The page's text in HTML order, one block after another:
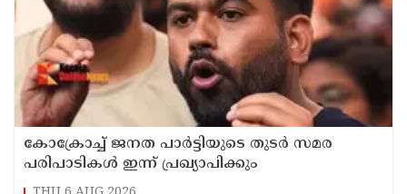
കോക്രോച്ച് ജനത പാര്‍ട്ടിയുടെ തുടര്‍ സമര
പരിപാടികള്‍ ഇന്ന് പ്രഖ്യാപിക്കും